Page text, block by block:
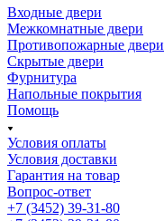
Входные двери
Межкомнатные двери
Противопожарные двери
Скрытые двери
Фурнитура
Напольные покрытия
Помощь
Условия оплаты
Условия доставки
Гарантия на товар
Вопрос-ответ
+7 (3452) 39-31-80